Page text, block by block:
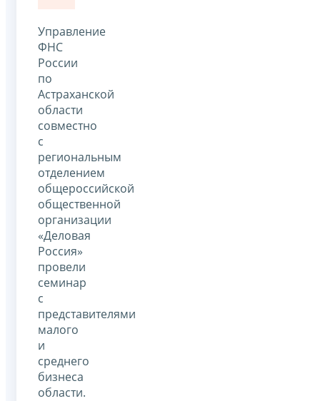
Управление
ФНС
России
по
Астраханской
области
совместно
с
региональным
отделением
общероссийской
общественной
организации
«Деловая
Россия»
провели
семинар
с
представителями
малого
и
среднего
бизнеса
области.